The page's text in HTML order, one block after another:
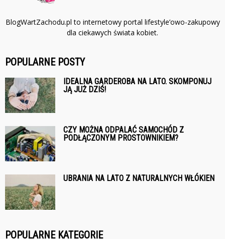
BlogWartZachodu.pl to internetowy portal lifestyle’owo-zakupowy
dla ciekawych świata kobiet.
POPULARNE POSTY
IDEALNA GARDEROBA NA LATO. SKOMPONUJ
JĄ JUŻ DZIŚ!
CZY MOŻNA ODPALAĆ SAMOCHÓD Z
PODŁĄCZONYM PROSTOWNIKIEM?
UBRANIA NA LATO Z NATURALNYCH WŁÓKIEN
POPULARNE KATEGORIE